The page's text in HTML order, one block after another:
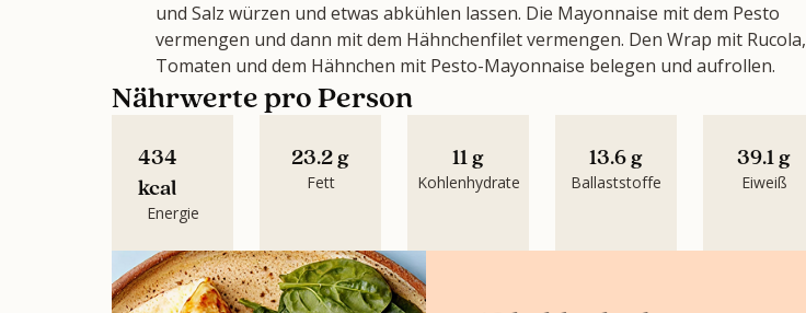
und Salz würzen und etwas abkühlen lassen. Die Mayonnaise mit dem Pesto
vermengen und dann mit dem Hähnchenfilet vermengen. Den Wrap mit Rucola,
Tomaten und dem Hähnchen mit Pesto-Mayonnaise belegen und aufrollen.
Nährwerte pro Person
434
kcal
Energie
23.2 g
Fett
11 g
Kohlenhydrate
13.6 g
Ballaststoffe
39.1 g
Eiweiß